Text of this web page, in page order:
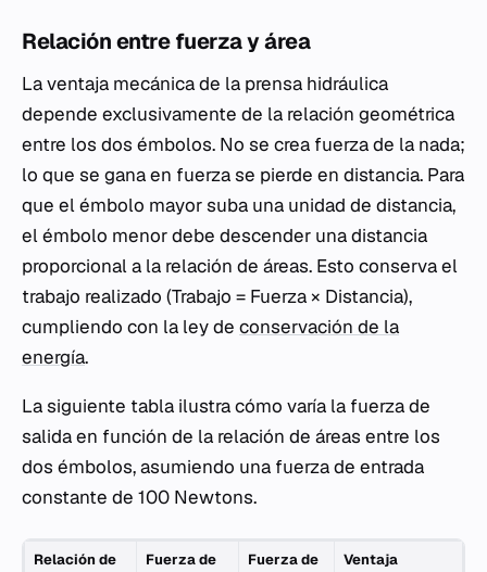
Relación entre fuerza y área
La ventaja mecánica de la prensa hidráulica
depende exclusivamente de la relación geométrica
entre los dos émbolos. No se crea fuerza de la nada;
lo que se gana en fuerza se pierde en distancia. Para
que el émbolo mayor suba una unidad de distancia,
el émbolo menor debe descender una distancia
proporcional a la relación de áreas. Esto conserva el
trabajo realizado (Trabajo = Fuerza × Distancia),
cumpliendo con la ley de conservación de la
energía.
La siguiente tabla ilustra cómo varía la fuerza de
salida en función de la relación de áreas entre los
dos émbolos, asumiendo una fuerza de entrada
constante de 100 Newtons.
Relación de
Fuerza de
Fuerza de
Ventaja